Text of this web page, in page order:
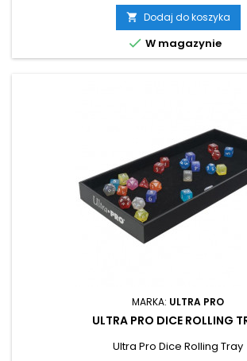
 Dodaj do koszyka
 W magazynie
MARKA: ULTRA PRO
ULTRA PRO DICE ROLLING
Ultra Pro Dice Rolling Tray